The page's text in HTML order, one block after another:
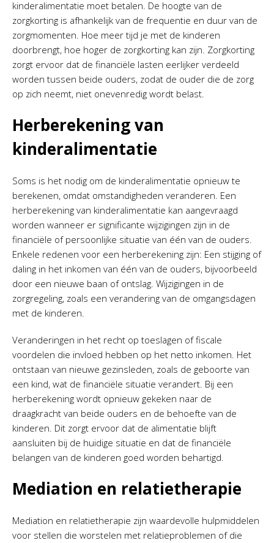
kinderalimentatie moet betalen. De hoogte van de
zorgkorting is afhankelijk van de frequentie en duur van de
zorgmomenten. Hoe meer tijd je met de kinderen
doorbrengt, hoe hoger de zorgkorting kan zijn. Zorgkorting
zorgt ervoor dat de financiële lasten eerlijker verdeeld
worden tussen beide ouders, zodat de ouder die de zorg
op zich neemt, niet onevenredig wordt belast.
Herberekening van
kinderalimentatie
Soms is het nodig om de kinderalimentatie opnieuw te
berekenen, omdat omstandigheden veranderen. Een
herberekening van kinderalimentatie kan aangevraagd
worden wanneer er significante wijzigingen zijn in de
financiële of persoonlijke situatie van één van de ouders.
Enkele redenen voor een herberekening zijn: Een stijging of
daling in het inkomen van één van de ouders, bijvoorbeeld
door een nieuwe baan of ontslag. Wijzigingen in de
zorgregeling, zoals een verandering van de omgangsdagen
met de kinderen.
Veranderingen in het recht op toeslagen of fiscale
voordelen die invloed hebben op het netto inkomen. Het
ontstaan van nieuwe gezinsleden, zoals de geboorte van
een kind, wat de financiële situatie verandert. Bij een
herberekening wordt opnieuw gekeken naar de
draagkracht van beide ouders en de behoefte van de
kinderen. Dit zorgt ervoor dat de alimentatie blijft
aansluiten bij de huidige situatie en dat de financiële
belangen van de kinderen goed worden behartigd.
Mediation en relatietherapie
Mediation en relatietherapie zijn waardevolle hulpmiddelen
voor stellen die worstelen met relatieproblemen of die